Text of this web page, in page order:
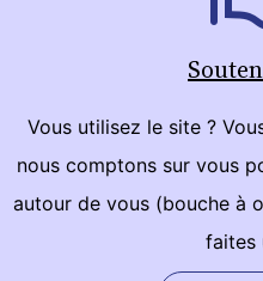
Vous utilisez le site ?
nous comptons sur vous
autour de vous (bouche à
faites